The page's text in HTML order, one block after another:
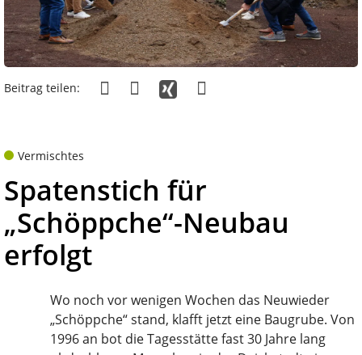
Beitrag teilen:
Vermischtes
Spatenstich für
„Schöppche“-Neubau
erfolgt
Wo noch vor wenigen Wochen das Neuwieder
„Schöppche“ stand, klafft jetzt eine Baugrube. Von
1996 an bot die Tagesstätte fast 30 Jahre lang